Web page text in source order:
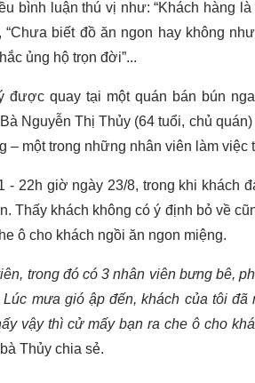
bình luận thú vị như: “Khách hàng
“Chưa biết đồ ăn ngon hay không
ủng hộ trọn đời”...
quay tại một quán bán bún
Nguyễn Thị Thủy (64 tuổi, chủ
– một trong những nhân viên làm việc
- 22h giờ ngày 23/8, trong khi khách
Thấy khách không có ý định bỏ về
ô cho khách ngồi ăn ngon miệng.
trong đó có 3 nhân viên bưng bê,
mưa gió ập đến, khách của tôi
vậy thì cử mấy bạn ra che ô cho
bà Thủy chia sẻ.